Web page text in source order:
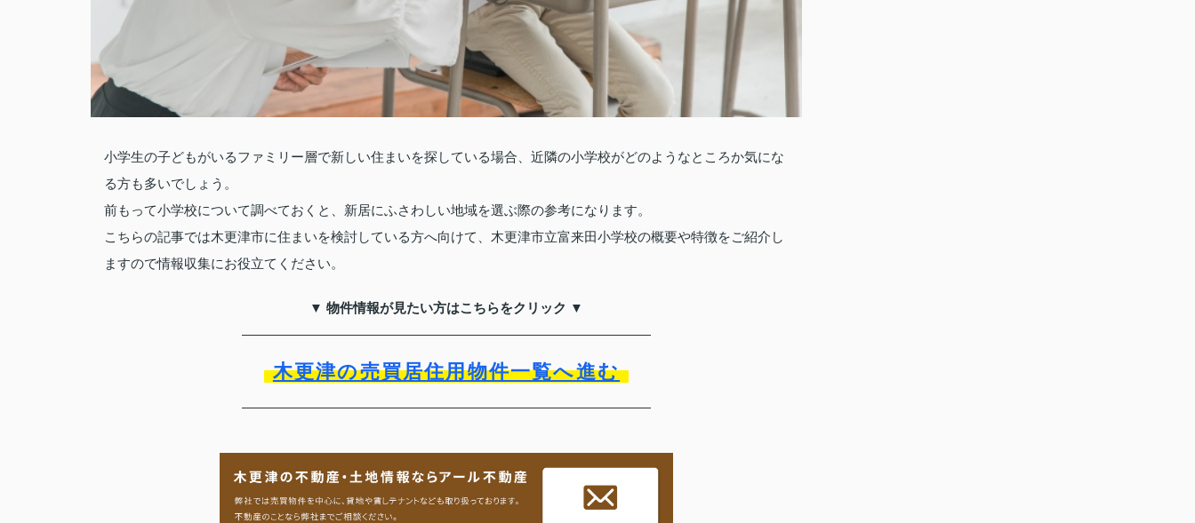
小学生の子どもがいるファミリー層で新しい住まいを探している場合、近隣の小学校がどのようなところか気にな
る方も多いでしょう。
前もって小学校について調べておくと、新居にふさわしい地域を選ぶ際の参考になります。
こちらの記事では木更津市に住まいを検討している方へ向けて、木更津市立富来田小学校の概要や特徴をご紹介し
ますので情報収集にお役立てください。
▼ 物件情報が見たい方はこちらをクリック ▼
木更津の売買居住用物件一覧へ進む